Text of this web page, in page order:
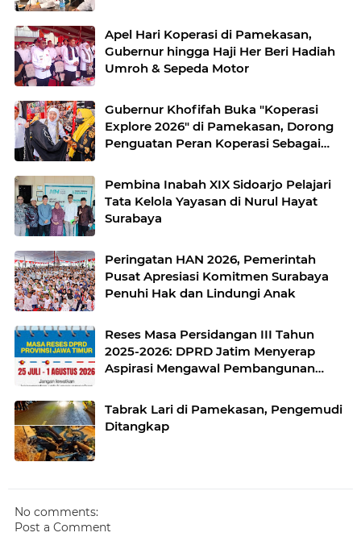
Apel Hari Koperasi di Pamekasan,
Gubernur hingga Haji Her Beri Hadiah
Umroh & Sepeda Motor
Gubernur Khofifah Buka "Koperasi
Explore 2026" di Pamekasan, Dorong
Penguatan Peran Koperasi Sebagai
Sekaligus Perluas Akses Promosi
Pelaku UMKM
Pembina Inabah XIX Sidoarjo Pelajari
Tata Kelola Yayasan di Nurul Hayat
Surabaya
Peringatan HAN 2026, Pemerintah
Pusat Apresiasi Komitmen Surabaya
Penuhi Hak dan Lindungi Anak
Reses Masa Persidangan III Tahun
2025-2026: DPRD Jatim Menyerap
Aspirasi Mengawal Pembangunan
Tabrak Lari di Pamekasan, Pengemudi
Ditangkap
No comments:
Post a Comment